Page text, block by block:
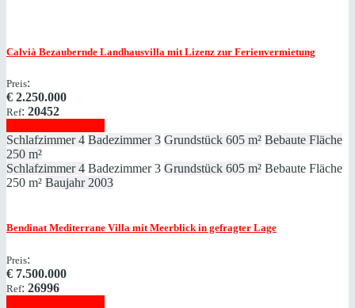
Calvià Bezaubernde Landhausvilla mit Lizenz zur Ferienvermietung
Preis:
€ 2.250.000
Ref: 20452
Schlafzimmer 4 Badezimmer 3 Grundstück 605 m² Bebaute Fläche
250 m²
Schlafzimmer 4 Badezimmer 3 Grundstück 605 m² Bebaute Fläche
250 m² Baujahr 2003
BendinatMediterrane Villa mit Meerblick in gefragter Lage
Preis:
€ 7.500.000
Ref: 26996